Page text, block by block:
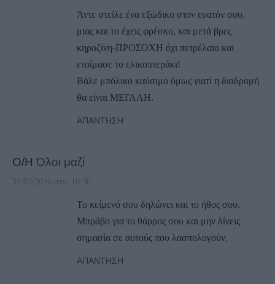
Άντε στείλε ένα εξώδικο στον ευατόν σου,
μιας και το έχεις φρέσκο, και μετά βρες
κηροζίνη-ΠΡΟΣΟΧΗ όχι πετρέλαιο και
ετοίμασε το ελικοπτεράκι!
Βάλε μπόλικο καύσιμο όμως γιατί η διαδρομή
θα είναι ΜΕΓΑΛΗ.
ΑΠΆΝΤΗΣΗ
Ο/ΗΌλοι μαζί
31/03/2016 στις 10:30
Το κείμενό σου δηλώνει και το ήθος σου.
Μπράβο για το θάρρος σου και μην δίνεις
σημασία σε αυτούς που λασπολογούν.
ΑΠΆΝΤΗΣΗ